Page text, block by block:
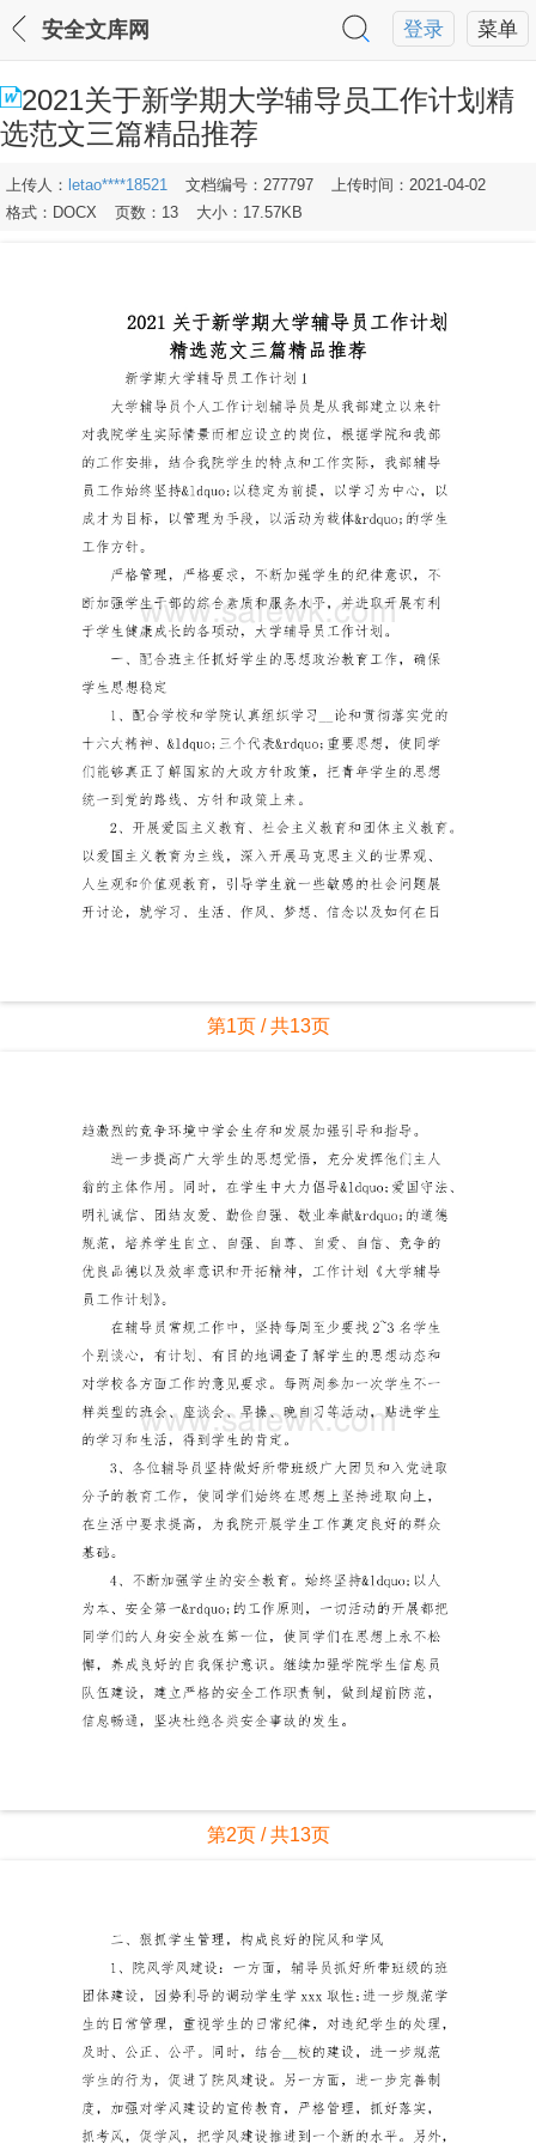
菜单
登录
安全文库网
2021关于新学期大学辅导员工作计划精
选范文三篇精品推荐
上传人： letao****18521 文档编号：277797
上传时间：2021-04-02
格式：DOCX
页数：13 大小：17.57KB
第1页 / 共13页
第2页 / 共13页